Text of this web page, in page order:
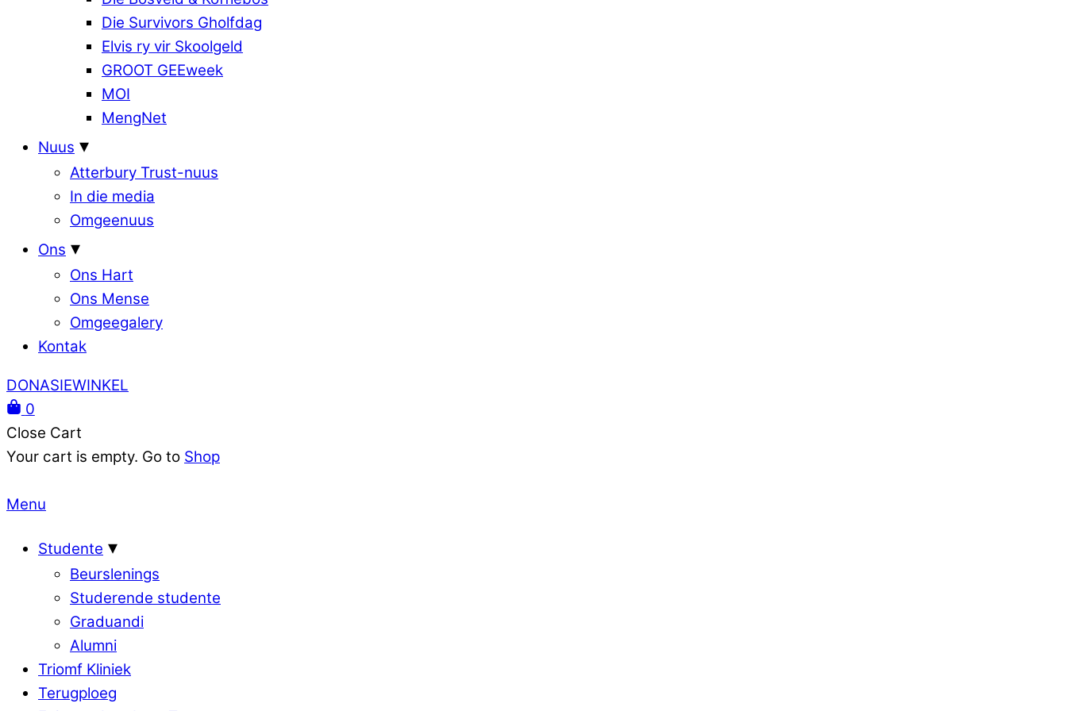
Die Survivors Gholfdag
Elvis ry vir Skoolgeld
GROOT GEEweek
MOI
MengNet
Nuus
Atterbury Trust-nuus
In die media
Omgeenuus
Ons
Ons Hart
Ons Mense
Omgeegalery
Kontak
DONASIEWINKEL
0
Close Cart
Your cart is empty. Go to Shop
Menu
Studente
Beurslenings
Studerende studente
Graduandi
Alumni
Triomf Kliniek
Terugploeg